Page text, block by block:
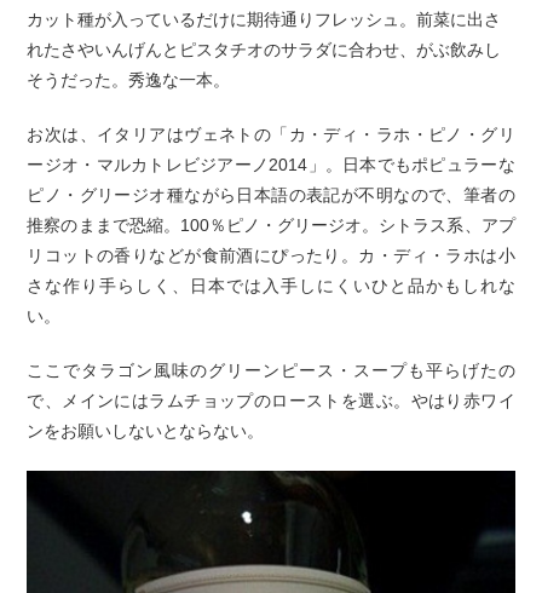
カット種が入っているだけに期待通りフレッシュ。前菜に出さ
れたさやいんげんとピスタチオのサラダに合わせ、がぶ飲みし
そうだった。秀逸な一本。
お次は、イタリアはヴェネトの「カ・ディ・ラホ・ピノ・グリ
ージオ・マルカトレビジアーノ2014」。日本でもポピュラーな
ピノ・グリージオ種ながら日本語の表記が不明なので、筆者の
推察のままで恐縮。100％ピノ・グリージオ。シトラス系、アプ
リコットの香りなどが食前酒にぴったり。カ・ディ・ラホは小
さな作り手らしく、日本では入手しにくいひと品かもしれな
い。
ここでタラゴン風味のグリーンピース・スープも平らげたの
で、メインにはラムチョップのローストを選ぶ。やはり赤ワイ
ンをお願いしないとならない。